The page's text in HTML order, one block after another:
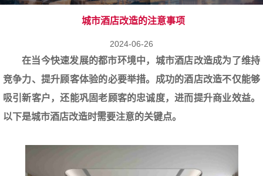
城市酒店改造的注意事项
2024-06-26
在当今快速发展的都市环境中， 城市酒店改造成为了维持
竞争力、提升顾客体验的必要举措。成功的酒店改造不仅能够
吸引新客户，还能巩固老顾客的忠诚度，进而提升商业效益。
以下是城市酒店改造时需要注意的关键点。